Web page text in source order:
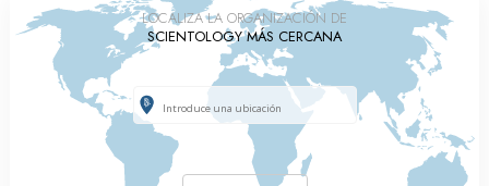
LOCALIZA LA ORGANIZACIÓN DE
SCIENTOLOGY MÁS CERCANA